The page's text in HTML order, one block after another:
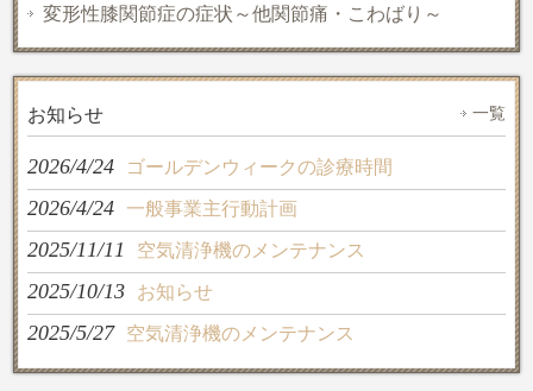
変形性膝関節症の症状～他関節痛・こわばり～
お知らせ 一覧
2026/4/24 ゴールデンウィークの診療時間
2026/4/24 一般事業主行動計画
2025/11/11 空気清浄機のメンテナンス
2025/10/13 お知らせ
2025/5/27 空気清浄機のメンテナンス